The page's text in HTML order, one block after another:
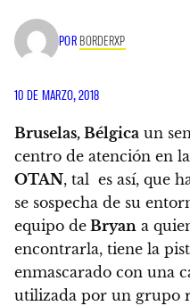
POR BORDERXP
10 DE MARZO, 2018
Bruselas, Bélgica un
centro de atención en
OTAN, tal es así, que
se sospecha de su
equipo de Bryan a
encontrarla, tiene la
enmascarado con una
utilizada por un grupo